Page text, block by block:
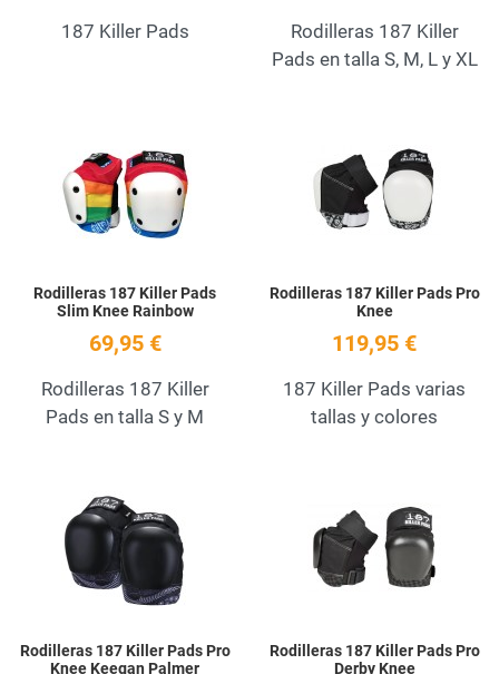
187 Killer Pads
Rodilleras 187 Killer
Pads en talla S, M, L y XL
Quick View
Rodilleras 187 Killer Pads
Slim Knee Rainbow
69,95 €
Rodilleras 187 Killer
Pads en talla S y M
Rodilleras 187 Killer Pads Pro
Knee
119,95 €
187 Killer Pads varias
tallas y colores
Quick View
Rodilleras 187 Killer Pads Pro
Knee Keegan Palmer
Rodilleras 187 Killer Pads Pro
Derby Knee